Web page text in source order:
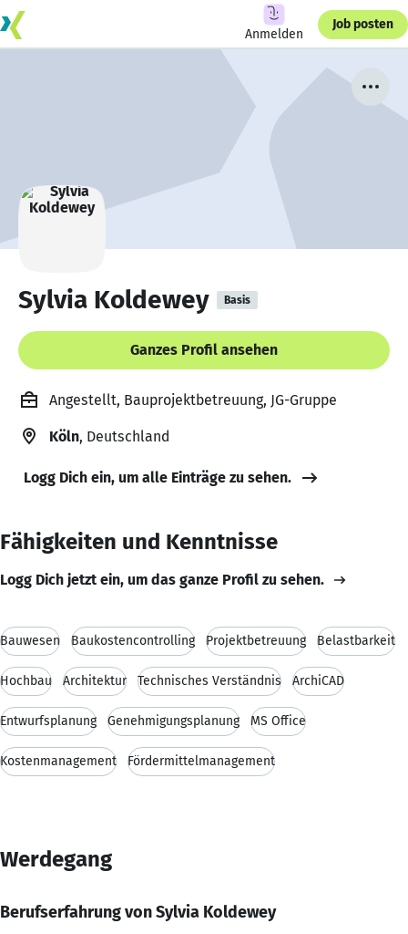
Anmelden
Job posten
Sylvia Koldewey Basis
Ganzes Profil ansehen
Angestellt, Bauprojektbetreuung, JG-Gruppe
Köln, Deutschland
Logg Dich ein, um alle Einträge zu sehen.
Fähigkeiten und Kenntnisse
Logg Dich jetzt ein, um das ganze Profil zu sehen.
Bauwesen Baukostencontrolling Projektbetreuung Belastbarkeit
Hochbau Architektur Technisches Verständnis ArchiCAD
Entwurfsplanung Genehmigungsplanung MS Office
Kostenmanagement Fördermittelmanagement
Werdegang
Berufserfahrung von Sylvia Koldewey